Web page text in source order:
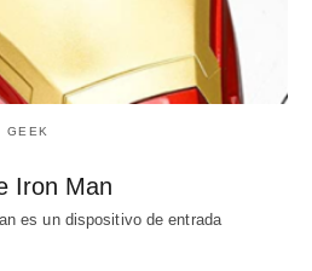
GEEK
Iron Man
es un dispositivo de entrada